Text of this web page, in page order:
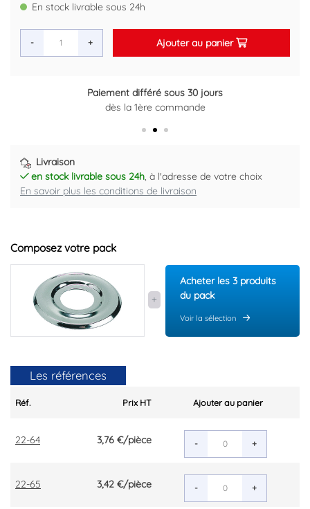
En stock livrable sous 24h
- + Ajouter au panier
Paiement différé sous 30 jours
dès la 1ère commande
Retour gratuit sous 14 jours
Plus d'informations ici
Livraison
en stock livrable sous 24h, à l'adresse de votre choix
En savoir plus les conditions de livraison
Composez votre pack
Acheter les 3 produits
du pack
Voir la sélection
Les références
Réf. Prix HT Ajouter au panier
22-64 3,76 €/pièce - +
22-65 3,42 €/pièce - +